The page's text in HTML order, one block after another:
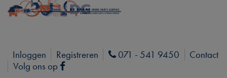
Inloggen Registreren Phone
071 - 541 9450
Contact
Volg ons op
Facebook